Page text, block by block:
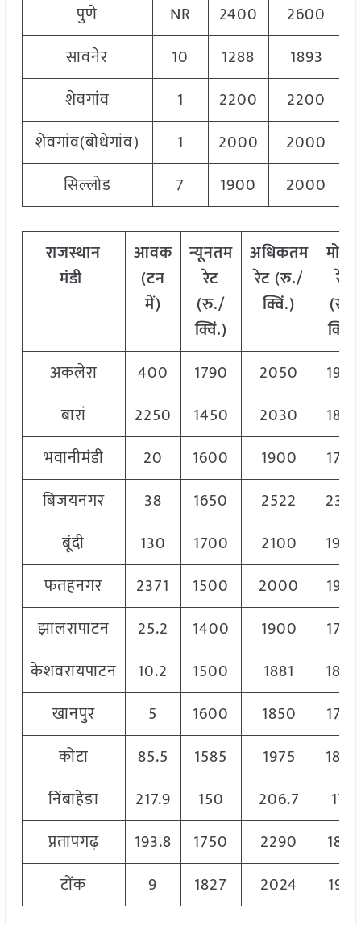
पुणे
NR 2400 2600
सावनेर
10 1288 1893
शेवगांव
1 2200 2200
शेवगांव(बोधेगांव)
1 2000 2000
सिल्लोड
7 1900 2000
राजस्थान
मंडी
आवक
(टन
में)
न्यूनतम
रेट
(रु./
क्विं.)
अधिकतम
रेट (रु./
क्विं.)
मोडल
रेट
(रु
क्विं
अकलेरा
400 1790 2050
1920
बारां
2250 1450 2030
1820
भवानीमंडी
20 1600 1900
1750
बिजयनगर
38 1650 2522
बूंदी
130 1700 2100
फतहनगर
2371 1500 2000
1960
झालरापाटन
25.2 1400 1900
1700
केशवरायपाटन
10.2 1500 1881
खानपुर
5 1600 1850
1750
कोटा
85.5 1585 1975
निंबाहेङा
217.9 150 206.7
170
प्रतापगढ़
193.8 1750 2290
1885
टोंक
9 1827 2024 1941